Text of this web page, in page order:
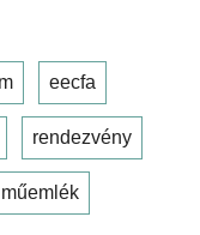
eecfa
rendezvény
műemlék